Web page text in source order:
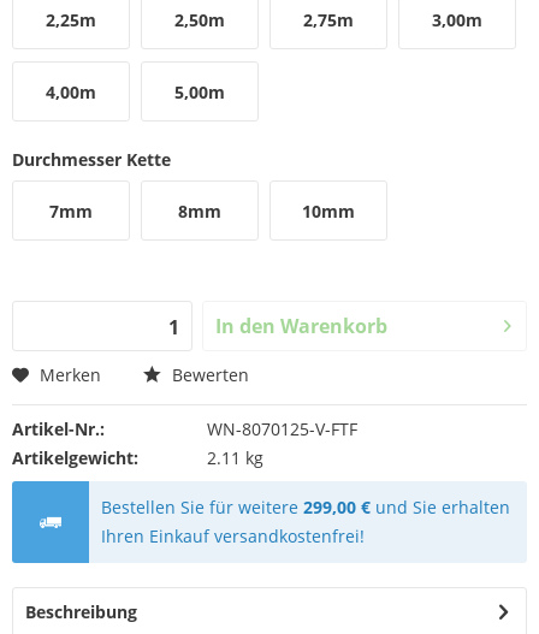
2,25m 2,50m 2,75m 3,00m
4,00m 5,00m
Durchmesser Kette
7mm 8mm 10mm
In den Warenkorb
Merken Bewerten
Artikel-Nr.:
WN-8070125-V-FTF
Artikelgewicht:
2.11 kg
Bestellen Sie für weitere299,00 € und Sie erhalten
Ihren Einkauf versandkostenfrei!
Beschreibung